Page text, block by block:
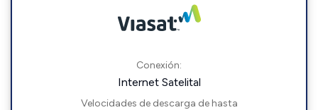
Conexión:
Internet Satelital
Velocidades de descarga de hasta